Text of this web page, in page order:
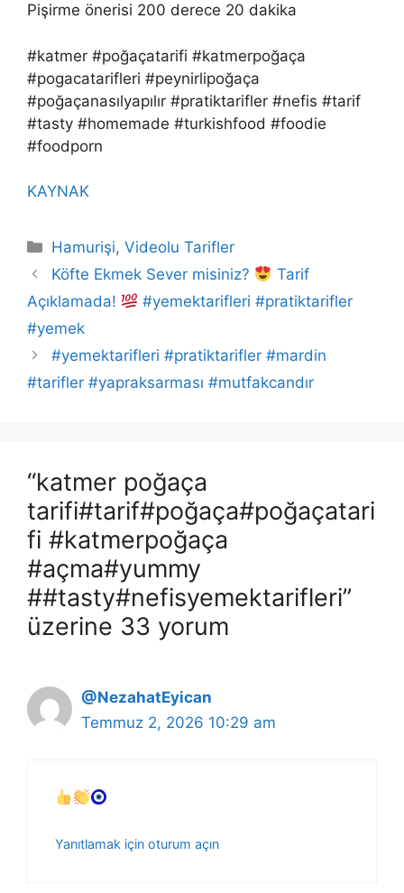
Pişirme önerisi 200 derece 20 dakika
#katmer #poğaçatarifi #katmerpoğaça
#pogacatarifleri #peynirlipoğaça
#poğaçanasılyapılır #pratiktarifler #nefis #tarif
#tasty #homemade #turkishfood #foodie
#foodporn
KAYNAK
Kategoriler
Hamurişi,Videolu Tarifler
Köfte Ekmek Sever misiniz?
Tarif
Açıklamada!
#yemektarifleri #pratiktarifler
#yemek
#yemektarifleri #pratiktarifler #mardin
#tarifler #yapraksarması #mutfakcandır
“katmer poğaça
tarifi#tarif#poğaça#poğaçatari
fi #katmerpoğaça
#açma#yummy
##tasty#nefisyemektarifleri”
üzerine 33 yorum
@NezahatEyican
Temmuz 2, 2026 10:29 am
Yanıtlamak için oturum açın